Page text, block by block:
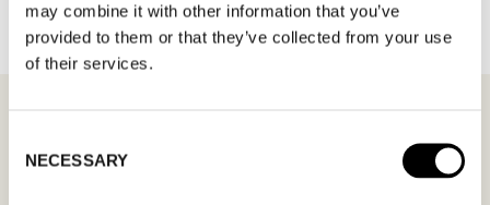
may combine it with other information that you’ve
provided to them or that they’ve collected from your use
of their services.
Selection
NECESSARY